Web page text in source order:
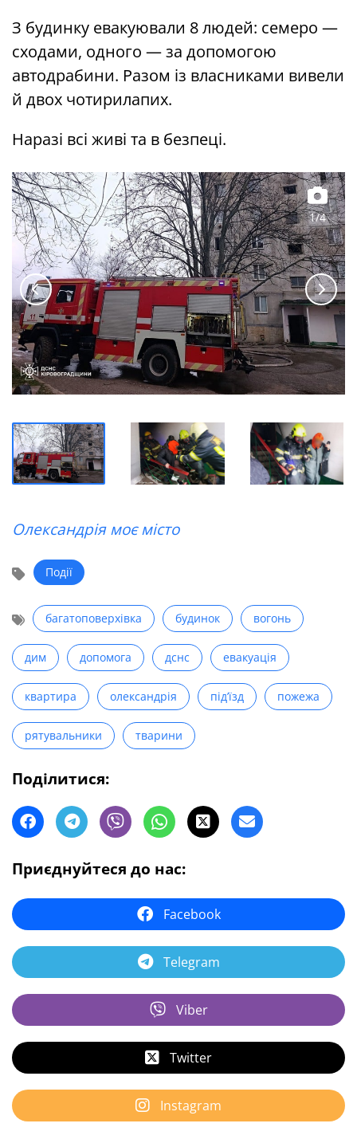
З будинку евакуювали 8 людей: семеро —
сходами, одного — за допомогою
автодрабини. Разом із власниками вивели
й двох чотирилапих.
Наразі всі живі та в безпеці.
1/4
Олександрія моє місто
Події
багатоповерхівка будинок вогонь
дим допомога дснс евакуація
квартира олександрія під’їзд пожежа
рятувальники тварини
Поділитися:
Приєднуйтеся до нас:
Facebook
Telegram
Viber
Twitter
Instagram